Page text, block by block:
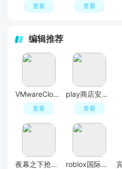
查看 查看
编辑推荐
VMwareCloudFoundation9.1完整安装包
查看
play商店安卓版(GooglePlay商店)
查看
夜幕之下抢先体验服 roblox国际服官方正版